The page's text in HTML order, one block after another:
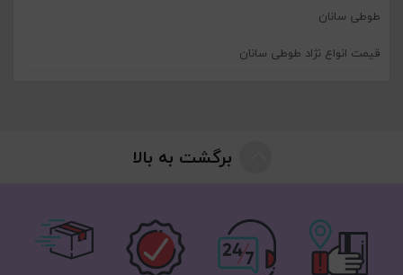
طوطی سانان
قیمت انواع نژاد طوطی سانان
برگشت به بالا